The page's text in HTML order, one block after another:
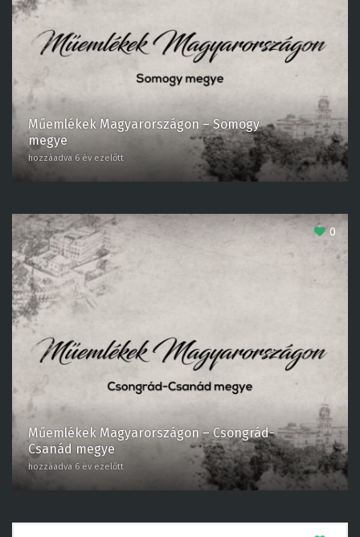
Műemlékek Magyarországon – Somogy
megye
hozzáadva 6 év ezelőtt
0
Műemlékek Magyarországon – Csongrád-
Csanád megye
hozzáadva 6 év ezelőtt